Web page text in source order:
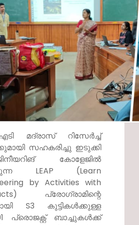
മദ്രാസ് റിസേർച്ച്
സഹകരിച്ചു ഇടുക്കി
കോളേജിൽ
LEAP (Learn
by Activities with
പ്രോഗ്രാമിന്റെ
S3 കുട്ടികൾക്കുള്ള
പ്രൊജക്റ്റ് ബാച്ചുകൾക്ക്